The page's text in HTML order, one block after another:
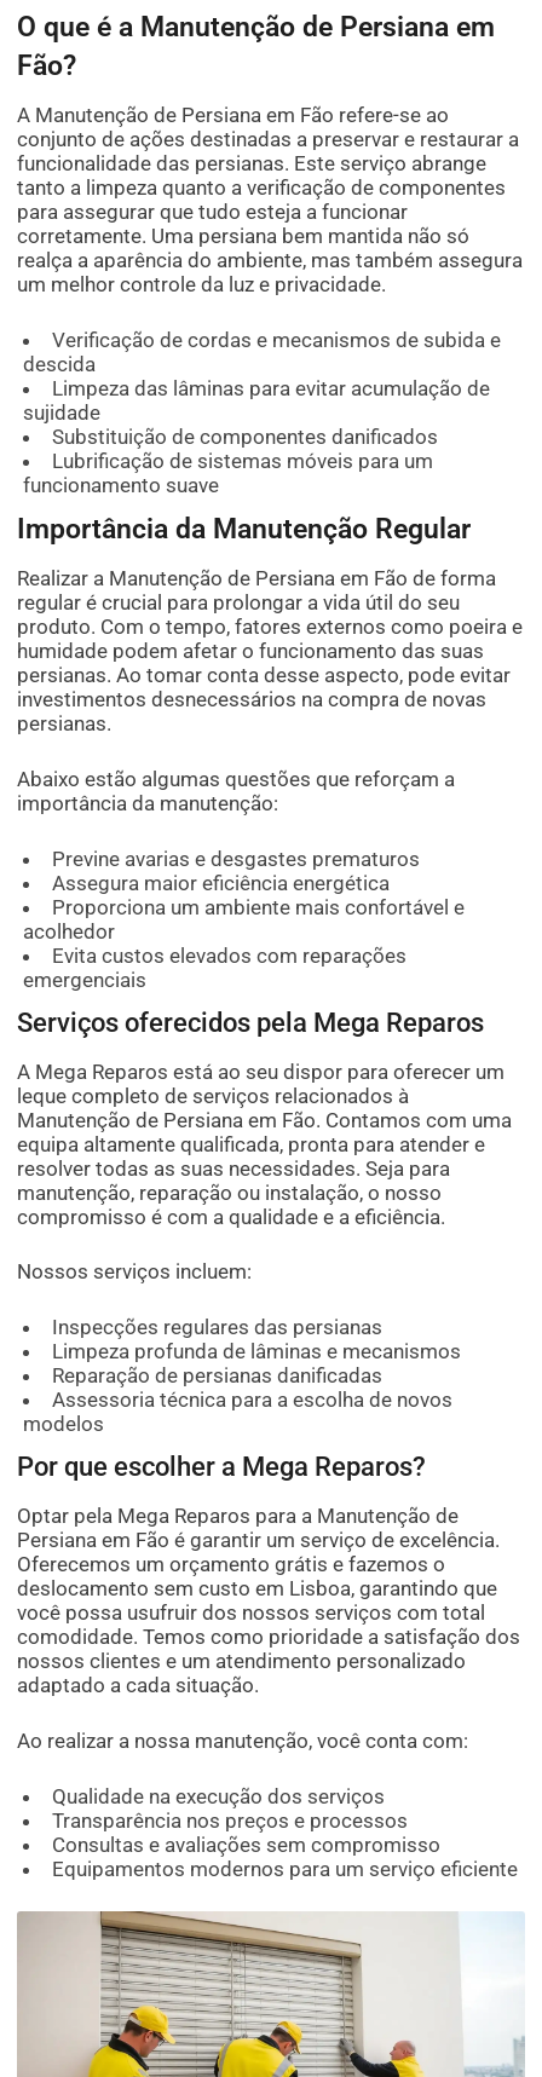
O que é a Manutenção de Persiana em
Fão?
A Manutenção de Persiana em Fão refere-se ao
conjunto de ações destinadas a preservar e restaurar a
funcionalidade das persianas. Este serviço abrange
tanto a limpeza quanto a verificação de componentes
para assegurar que tudo esteja a funcionar
corretamente. Uma persiana bem mantida não só
realça a aparência do ambiente, mas também assegura
um melhor controle da luz e privacidade.
Verificação de cordas e mecanismos de subida e
descida
Limpeza das lâminas para evitar acumulação de
sujidade
Substituição de componentes danificados
Lubrificação de sistemas móveis para um
funcionamento suave
Importância da Manutenção Regular
Realizar a Manutenção de Persiana em Fão de forma
regular é crucial para prolongar a vida útil do seu
produto. Com o tempo, fatores externos como poeira e
humidade podem afetar o funcionamento das suas
persianas. Ao tomar conta desse aspecto, pode evitar
investimentos desnecessários na compra de novas
persianas.
Abaixo estão algumas questões que reforçam a
importância da manutenção:
Previne avarias e desgastes prematuros
Assegura maior eficiência energética
Proporciona um ambiente mais confortável e
acolhedor
Evita custos elevados com reparações
emergenciais
Serviços oferecidos pela Mega Reparos
A Mega Reparos está ao seu dispor para oferecer um
leque completo de serviços relacionados à
Manutenção de Persiana em Fão. Contamos com uma
equipa altamente qualificada, pronta para atender e
resolver todas as suas necessidades. Seja para
manutenção, reparação ou instalação, o nosso
compromisso é com a qualidade e a eficiência.
Nossos serviços incluem:
Inspecções regulares das persianas
Limpeza profunda de lâminas e mecanismos
Reparação de persianas danificadas
Assessoria técnica para a escolha de novos
modelos
Por que escolher a Mega Reparos?
Optar pela Mega Reparos para a Manutenção de
Persiana em Fão é garantir um serviço de excelência.
Oferecemos um orçamento grátis e fazemos o
deslocamento sem custo em Lisboa, garantindo que
você possa usufruir dos nossos serviços com total
comodidade. Temos como prioridade a satisfação dos
nossos clientes e um atendimento personalizado
adaptado a cada situação.
Ao realizar a nossa manutenção, você conta com:
Qualidade na execução dos serviços
Transparência nos preços e processos
Consultas e avaliações sem compromisso
Equipamentos modernos para um serviço eficiente